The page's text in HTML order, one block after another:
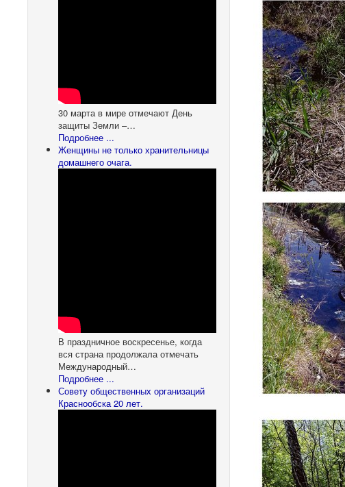
30 марта в мире отмечают День
защиты Земли –…
Подробнее ...
Женщины не только хранительницы
домашнего очага.
В праздничное воскресенье, когда
вся страна продолжала отмечать
Международный…
Подробнее ...
Совету общественных организаций
Краснообска 20 лет.